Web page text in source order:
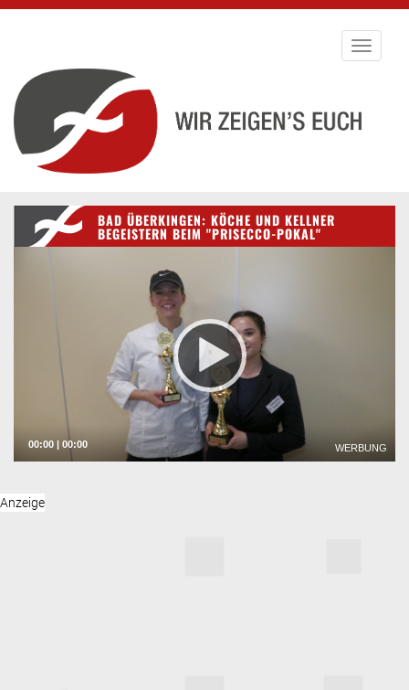
Toggle
BAD ÜBERKINGEN: KÖCHE UND KELLNER
BEGEISTERN BEIM "PRISECCO-POKAL"